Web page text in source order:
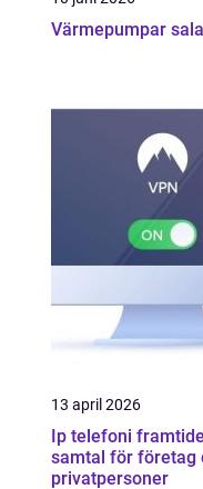
Värmepumpar sala
13 april 2026
Ip telefoni framtidens
samtal för företag
privatpersoner